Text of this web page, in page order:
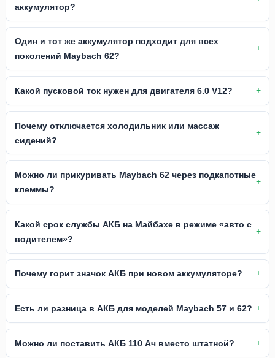
аккумулятор?
Один и тот же аккумулятор подходит для всех
поколений Maybach 62?
Какой пусковой ток нужен для двигателя 6.0 V12?
Почему отключается холодильник или массаж
сидений?
Можно ли прикуривать Maybach 62 через подкапотные
клеммы?
Какой срок службы АКБ на Майбахе в режиме «авто с
водителем»?
Почему горит значок АКБ при новом аккумуляторе?
Есть ли разница в АКБ для моделей Maybach 57 и 62?
Можно ли поставить АКБ 110 Ач вместо штатной?